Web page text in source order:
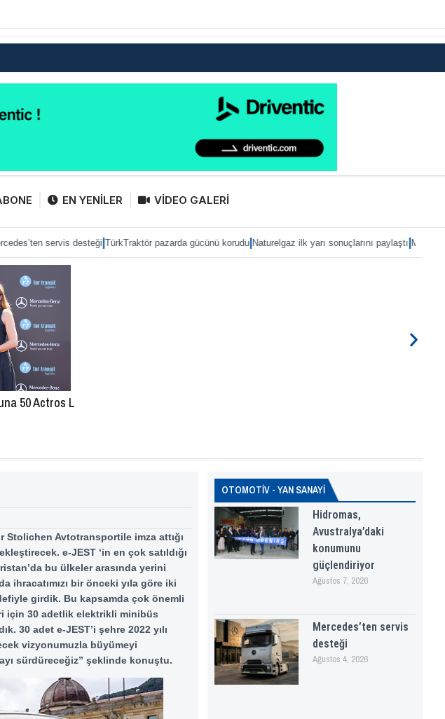
EN YENİLER VİDEO GALERİ
desteği|TürkTraktör pazarda gücünü korudu|Naturelgaz ilk yarı sonuçlarını paylaştı|MAN, IAA 2026’ya
50 Actros L
Avtotransportile imza attığı
e-JEST ‘in en çok satıldığı
bu ülkeler arasında yerini
ihracatımızı bir önceki yıla göre iki
girdik. Bu kapsamda çok önemli
için 30 adetlik elektrikli minibüs
30 adet e-JEST’i şehre 2022 yılı
vizyonumuzla büyümeyi
sürdüreceğiz” şeklinde konuştu.
OTOMOTİV - YAN SANAYİ
Hidromas,
Avustralya’daki
konumunu
güçlendiriyor
Ağustos 7, 2026
Mercedes’ten servis
desteği
Ağustos 4, 2026